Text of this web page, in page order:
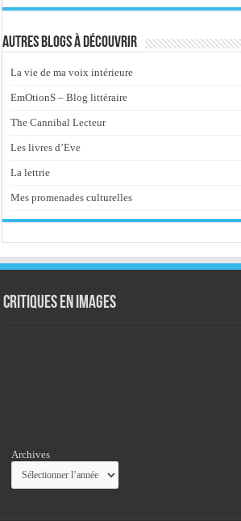
Autres blogs à découvrir
La vie de ma voix intérieure
EmOtionS – Blog littéraire
The Cannibal Lecteur
Les livres d’Eve
La lettrie
Mes promenades culturelles
Critiques en images
Archives